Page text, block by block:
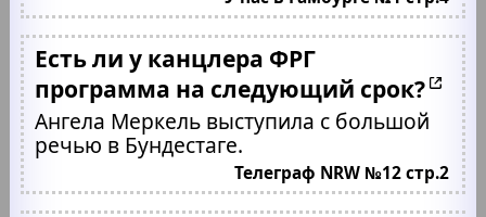
Есть ли у канцлера ФРГ
программа на следующий срок?
Ангела Меркель выступила с большой
речью в Бундестаге.
Телеграф NRW №12 стр.2